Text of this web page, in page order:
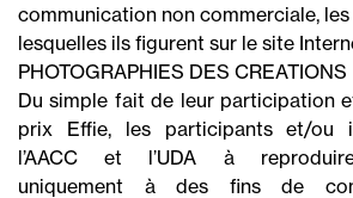
communication non commerciale,
lesquelles ils figurent sur le site
PHOTOGRAPHIES DES CREATIONS
Du simple fait de leur participation
prix Effie, les participants et/ou
l’AACC et l’UDA à
uniquement à des fins de